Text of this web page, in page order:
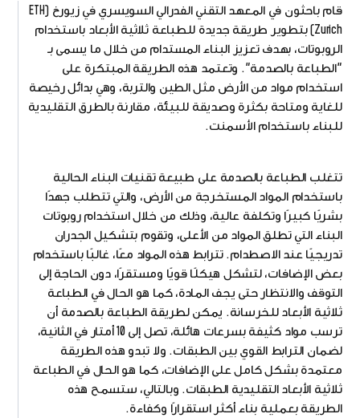
قام باحثون في المعهد التقني الفدرالي السويسري في زيورخ (ETH
Zurich) بتطوير طريقة جديدة للطباعة ثلاثية الأبعاد باستخدام
الروبوتات، بهدف تعزيز البناء المستدام من خلال ما يسمى بـ
"الطباعة بالصدمة". وتعتمد هذه الطريقة المبتكرة على
استخدام مواد من الأرض مثل الطين والتربة، وهي بدائل رخيصة
للغاية ومتاحة بكثرة وصديقة للبيئة، مقارنة بالطرق التقليدية
للبناء باستخدام الأسمنت.
تتغلب الطباعة بالصدمة على طبيعة تقنيات البناء الحالية
باستخدام المواد المستخرجة من الأرض، والتي تتطلب جهدًا
بشريًا كبيرًا وتكلفة عالية، وذلك من خلال استخدام روبوتات
البناء التي تطلق المواد من الأعلى، وتقوم بتشكيل الجدران
تدريجيًا عند الاصطدام. تترابط هذه المواد معًا، غالبًا باستخدام
بعض الإضافات، لتشكل هيكلًا قويًا ومستقرًا، دون الحاجة إلى
التوقف والانتظار حتى يجف المادة، كما هو الحال في الطباعة
ثلاثية الأبعاد للخرسانة. يمكن لطريقة الطباعة بالصدمة أن
ترسب مواد كثيفة بسرعات هائلة، تصل إلى 10 أمتار في الثانية،
لضمان الترابط القوي بين الطبقات. ولا تبدو هذه الطريقة
معتمدة بشكل كامل على الإضافات، كما هو الحال في الطباعة
ثلاثية الأبعاد التقليدية الطبقات. وبالتالي، ستسمح هذه
الطريقة بعملية بناء أكثر استقرارًا وكفاءة.